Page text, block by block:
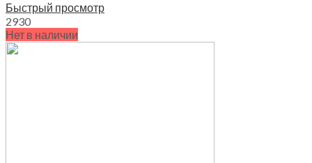
Быстрый просмотр
2930
Нет в наличии